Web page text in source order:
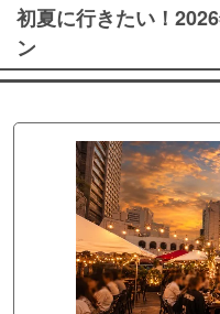
初夏に行きたい！
ン